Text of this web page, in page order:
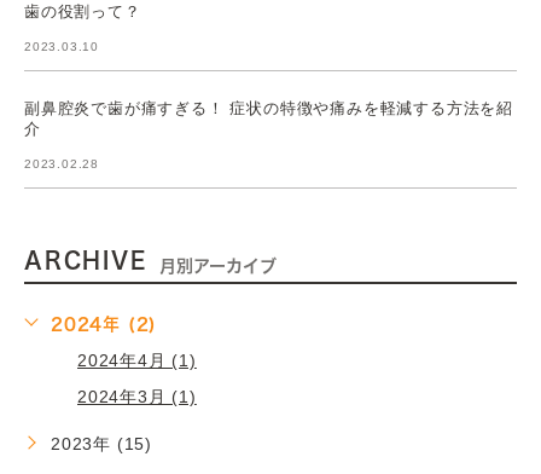
歯の役割って？
2023.03.10
副鼻腔炎で歯が痛すぎる！ 症状の特徴や痛みを軽減する方法を紹
介
2023.02.28
ARCHIVE 月別アーカイブ
2024年 (2)
2024年4月 (1)
2024年3月 (1)
2023年 (15)